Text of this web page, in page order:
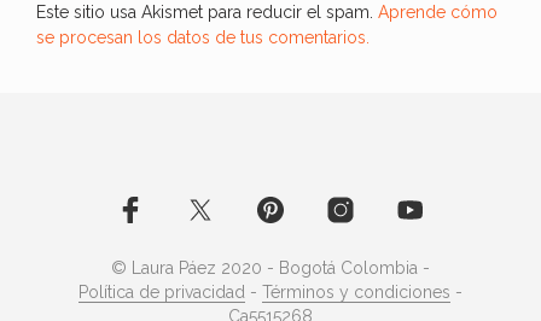
Este sitio usa Akismet para reducir el spam. Aprende cómo
se procesan los datos de tus comentarios.
© Laura Páez 2020 - Bogotá Colombia -
Política de privacidad - Términos y condiciones -
Ca5515268